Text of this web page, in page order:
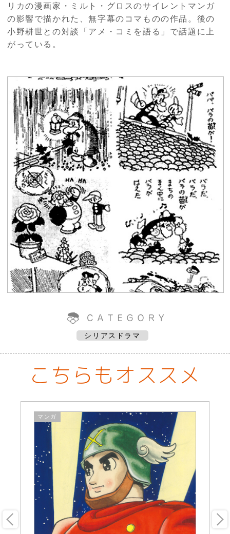
リカの漫画家・ミルト・グロスのサイレントマンガ
の影響で描かれた、無字幕のコマものの作品。後の
小野耕世との対談「アメ・コミを語る」で話題に上
がっている。
シリアスドラマ
こちらもオススメ
マンガ